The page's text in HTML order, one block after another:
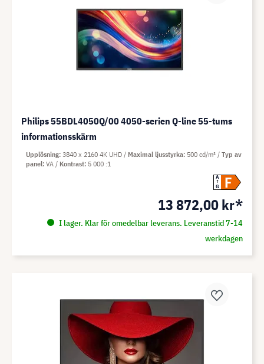
Philips 55BDL4050Q/00 4050-serien Q-line 55-tums
informationsskärm
A
G
F
13 872,00 kr*
I lager. Klar för omedelbar leverans. Leveranstid 7-14
werkdagen
Upplösning 3840 x 2160 4K UHD Maximal ljusstyrka 500 cd/m²
Typ av
panel VA Kontrast 5 000 :1